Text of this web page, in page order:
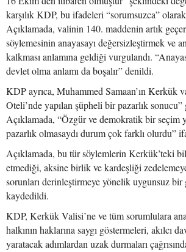
karşılık KDP, bu ifadeleri “sorumsuzca”
Açıklamada, valinin 140. maddenin artık
söylemesinin anayasayı değersizleştirmek ve
kalkması anlamına geldiği vurgulandı.
devlet olma anlamı da boşalır” denildi.
KDP ayrıca, Muhammed Samaan’ın Kerkük
Oteli’nde yapılan şüpheli bir pazarlık
Açıklamada, “Özgür ve demokratik bir seçim
pazarlık olmasaydı durum çok farklı olurdu”
Açıklamada, bu tür söylemlerin Kerkük’teki
etmediği, aksine birlik ve kardeşliği
sorunları derinleştirmeye yönelik uygunsuz
kaydedildi.
KDP, Kerkük Valisi’ne ve tüm sorumlulara
halkının haklarına saygı göstermeleri, akılcı
yaratacak adımlardan uzak durmaları